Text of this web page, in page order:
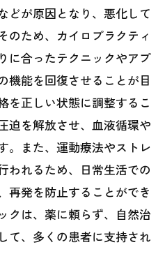
どが原因となり、悪化して
のため、カイロプラクティ
に合ったテクニックやアプ
機能を回復させることが目
を正しい状態に調整するこ
迫を解放させ、血液循環や
。また、運動療法やストレ
われるため、日常生活での
再発を防止することができ
クは、薬に頼らず、自然治
て、多くの患者に支持され